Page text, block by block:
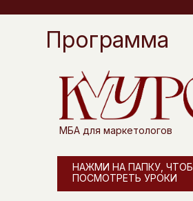
МБА для маркетологов
Программа
НАЖМИ НА ПАПКУ, ЧТОБ
ПОСМОТРЕТЬ УРОКИ